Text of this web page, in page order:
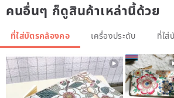
คนอื่นๆ ก็ดูสินค้าเหล่านี้ด้วย
ที่ใส่บัตรคล้องคอ เครื่องประดับ ที่ใส่